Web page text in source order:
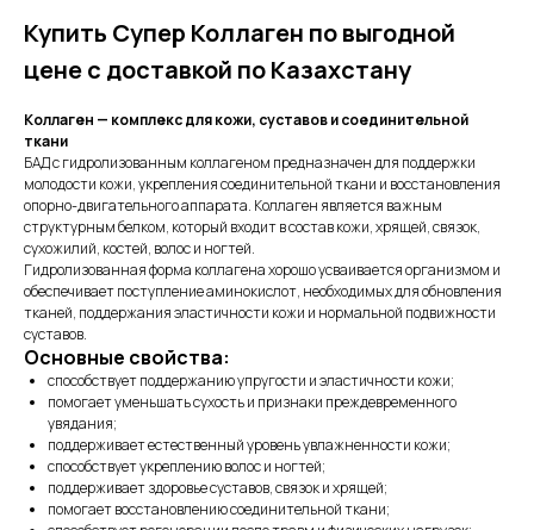
Купить Супер Коллаген по выгодной
цене с доставкой по Казахстану
Коллаген — комплекс для кожи, суставов и соединительной
ткани
БАД с гидролизованным коллагеном предназначен для поддержки
молодости кожи, укрепления соединительной ткани и восстановления
опорно-двигательного аппарата. Коллаген является важным
структурным белком, который входит в состав кожи, хрящей, связок,
сухожилий, костей, волос и ногтей.
Гидролизованная форма коллагена хорошо усваивается организмом и
обеспечивает поступление аминокислот, необходимых для обновления
тканей, поддержания эластичности кожи и нормальной подвижности
суставов.
Основные свойства:
способствует поддержанию упругости и эластичности кожи;
помогает уменьшать сухость и признаки преждевременного
увядания;
поддерживает естественный уровень увлажненности кожи;
способствует укреплению волос и ногтей;
поддерживает здоровье суставов, связок и хрящей;
помогает восстановлению соединительной ткани;